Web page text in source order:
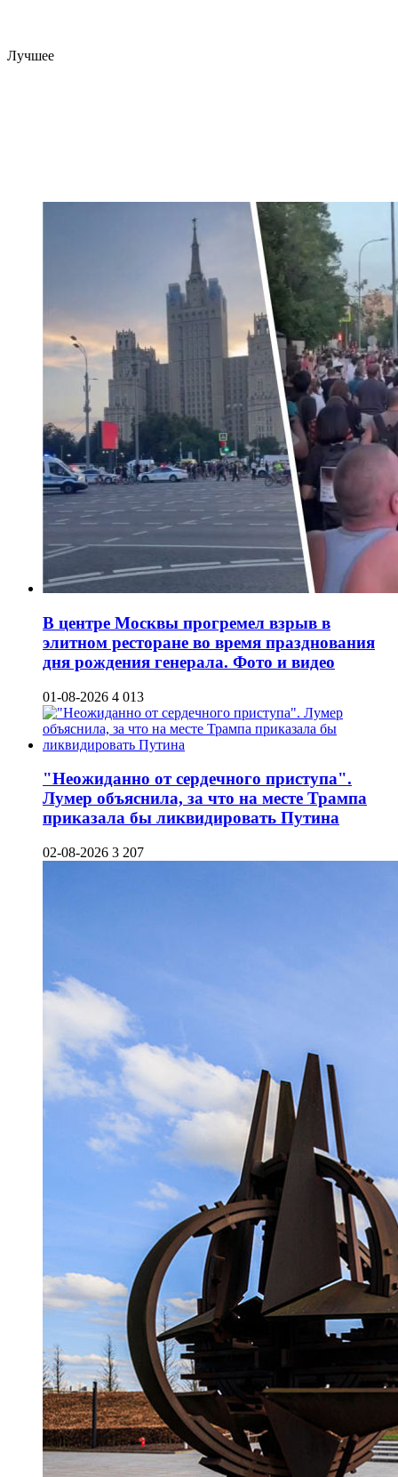
Лучшее
В центре Москвы прогремел взрыв в
элитном ресторане во время празднования
дня рождения генерала. Фото и видео
01-08-2026 4 013
"Неожиданно от сердечного приступа".
Лумер объяснила, за что на месте Трампа
приказала бы ликвидировать Путина
02-08-2026 3 207